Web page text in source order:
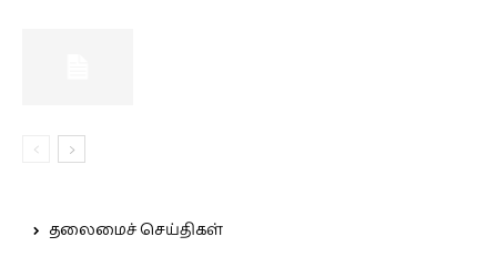
தலைமைச் செய்திகள்